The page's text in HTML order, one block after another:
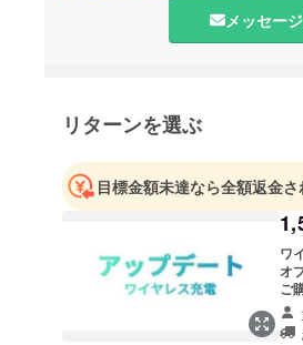
弊社の主な製品範囲は：電子製
https://spheretekjapan.home.blog/
引き続きよろしくお願いいたし
メッセー
リターンを選ぶ
目標金額未達なら全額返金
ワ
オプ
ご
み